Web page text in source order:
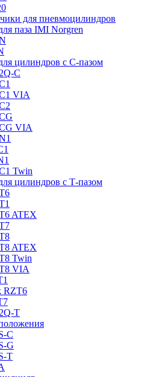
для пневмоцилиндров
паза IMI Norgren
цилиндров с С-пазом
C
VIA
VIA
Twin
цилиндров с Т-пазом
ATEX
ATEX
Twin
VIA
RZT6
T
C
G
T